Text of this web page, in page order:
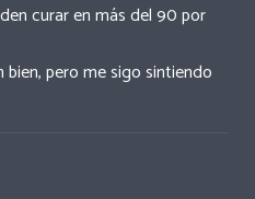
curar en más del 90 por
bien, pero me sigo sintiendo